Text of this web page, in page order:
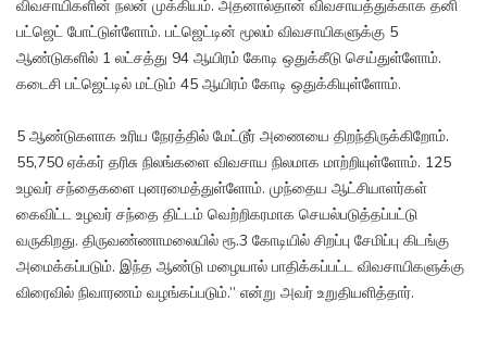
விவசாயிகளின் நலன் முக்கியம். அதனால்தான் விவசாயத்துக்காக தனி
பட்ஜெட் போட்டுள்ளோம். பட்ஜெட்டின் மூலம் விவசாயிகளுக்கு 5
ஆண்டுகளில் 1 லட்சத்து 94 ஆயிரம் கோடி ஒதுக்கீடு செய்துள்ளோம்.
கடைசி பட்ஜெட்டில் மட்டும் 45 ஆயிரம் கோடி ஒதுக்கியுள்ளோம்.
5 ஆண்டுகளாக உரிய நேரத்தில் மேட்டூர் அணையை திறந்திருக்கிறோம்.
55,750 ஏக்கர் தரிசு நிலங்களை விவசாய நிலமாக மாற்றியுள்ளோம். 125
உழவர் சந்தைகளை புனரமைத்துள்ளோம். முந்தைய ஆட்சியாளர்கள்
கைவிட்ட உழவர் சந்தை திட்டம் வெற்றிகரமாக செயல்படுத்தப்பட்டு
வருகிறது. திருவண்ணாமலையில் ரூ.3 கோடியில் சிறப்பு சேமிப்பு கிடங்கு
அமைக்கப்படும். இந்த ஆண்டு மழையால் பாதிக்கப்பட்ட விவசாயிகளுக்கு
விரைவில் நிவாரணம் வழங்கப்படும்.” என்று அவர் உறுதியளித்தார்.